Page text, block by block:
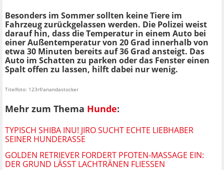
Besonders im Sommer sollten keine Tiere im
Fahrzeug zurückgelassen werden. Die Polizei weist
darauf hin, dass die Temperatur in einem Auto bei
einer Außentemperatur von 20 Grad innerhalb von
etwa 30 Minuten bereits auf 36 Grad ansteigt. Das
Auto im Schatten zu parken oder das Fenster einen
Spalt offen zu lassen, hilft dabei nur wenig.
Titelfoto: 123rf/anandastocker
Mehr zum Thema Hunde:
TYPISCH SHIBA INU! JIRO SUCHT ECHTE LIEBHABER
SEINER HUNDERASSE
GOLDEN RETRIEVER FORDERT PFOTEN-MASSAGE EIN:
DER GRUND LÄSST LACHTRÄNEN FLIESSEN